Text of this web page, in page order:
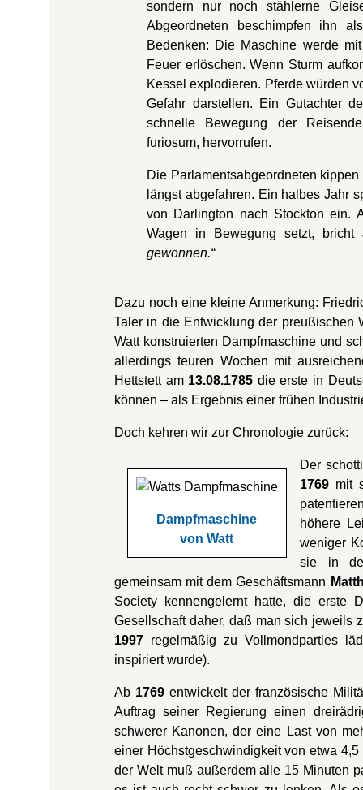
sondern nur noch stählerne
Abgeordneten beschimpfen ihn
Bedenken: Die Maschine werde
Feuer erlöschen. Wenn Sturm
Kessel explodieren. Pferde würden
Gefahr darstellen. Ein Gutachter
schnelle Bewegung der
furiosum, hervorrufen.
Die Parlamentsabgeordneten
längst abgefahren. Ein halbes Jahr
von Darlington nach Stockton ein.
Wagen in Bewegung setzt,
gewonnen.“
Dazu noch eine kleine Anmerkung:
Taler in die Entwicklung der preußischen
Watt konstruierten Dampfmaschine und
allerdings teuren Wochen mit
Hettstett am 13.08.1785 die erste in
können – als Ergebnis einer frühen
Doch kehren wir zur Chronologie zurück:
Dampfmaschine
von Watt
Der
1769 mit
höhere
weniger
sie in
gemeinsam mit dem Geschäftsmann
Society kennengelernt hatte, die erste
Gesellschaft daher, daß man sich jeweils
1997 regelmäßig zu Vollmondparties
inspiriert wurde).
Ab 1769entwickelt der französische
Auftrag seiner Regierung einen
schwerer Kanonen, der eine Last von
einer Höchstgeschwindigkeit von etwa
der Welt muß außerdem alle 15 Minuten